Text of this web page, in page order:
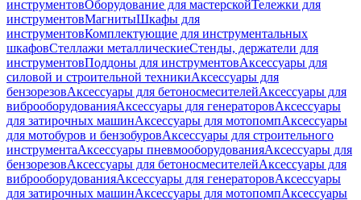
инструментовОборудование для мастерскойТележки для
инструментовМагнитыШкафы для
инструментовКомплектующие для инструментальных
шкафовСтеллажи металлическиеСтенды, держатели для
инструментовПоддоны для инструментовАксессуары для
силовой и строительной техникиАксессуары для
бензорезовАксессуары для бетоносмесителейАксессуары для
виброоборудованияАксессуары для генераторовАксессуары
для затирочных машинАксессуары для мотопомпАксессуары
для мотобуров и бензобуровАксессуары для строительного
инструментаАксессуары пневмооборудованияАксессуары для
бензорезовАксессуары для бетоносмесителейАксессуары для
виброоборудованияАксессуары для генераторовАксессуары
для затирочных машинАксессуары для мотопомпАксессуары